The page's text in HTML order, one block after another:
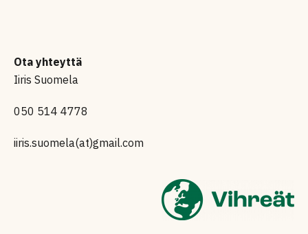
Ota yhteyttä
Iiris Suomela
050 514 4778
iiris.suomela(at)gmail.com